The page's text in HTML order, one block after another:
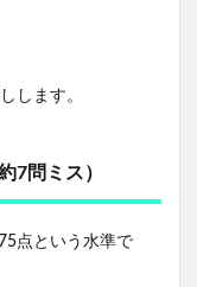
します。
7問ミス）
点という水準で